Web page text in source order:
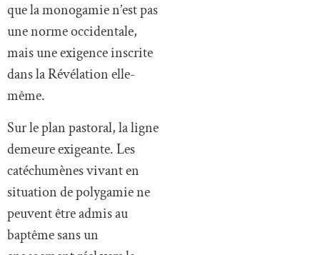
que la monogamie n’est pas
une norme occidentale,
mais une exigence inscrite
dans la Révélation elle-
même.
Sur le plan pastoral, la ligne
demeure exigeante. Les
catéchumènes vivant en
situation de polygamie ne
peuvent être admis au
baptême sans un